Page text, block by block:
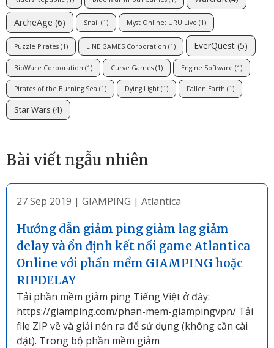
ArcheAge (6) Snail (1) Myst Online: URU Live (1)
Puzzle Pirates (1) LINE GAMES Corporation (1) EverQuest (5)
BioWare Corporation (1) Curve Games (1) Engine Software (1)
Pirates of the Burning Sea (1) Dying Light (1) Fallen Earth (1)
Star Wars (4)
Bài viết ngẫu nhiên
27 Sep 2019 | GIAMPING | Atlantica
Hướng dẫn giảm ping giảm lag giảm
delay và ổn định kết nối game Atlantica
Online với phần mềm GIAMPING hoặc
RIPDELAY
Tải phần mềm giảm ping Tiếng Việt ở đây:
https://giamping.com/phan-mem-giampingvpn/ Tải
file ZIP về và giải nén ra để sử dụng (không cần cài
đặt). Trong bộ phần mềm giảm